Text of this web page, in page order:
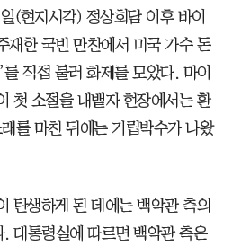
(현지시각) 정상회담 이후 바이
재한 국빈 만찬에서 미국 가수 돈
직접 불러 화제를 모았다. 마이
첫 소절을 내뱉자 현장에서는 환
를 마친 뒤에는 기립박수가 나왔
탄생하게 된 데에는 백악관 측의
대통령실에 따르면 백악관 측은